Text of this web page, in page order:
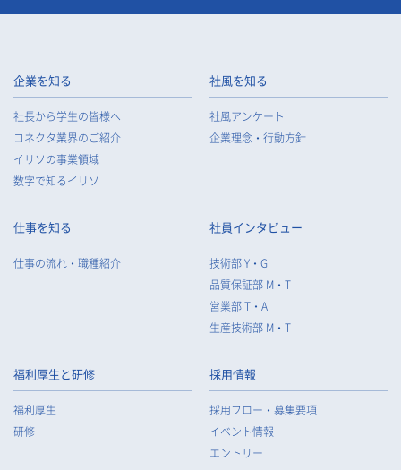
企業を知る
社長から学生の皆様へ
コネクタ業界のご紹介
イリソの事業領域
数字で知るイリソ
社風を知る
社風アンケート
企業理念・行動方針
仕事を知る
仕事の流れ・職種紹介
社員インタビュー
技術部 Y・G
品質保証部 M・T
営業部 T・A
生産技術部 M・T
福利厚生と研修
福利厚生
研修
採用情報
採用フロー・募集要項
イベント情報
エントリー